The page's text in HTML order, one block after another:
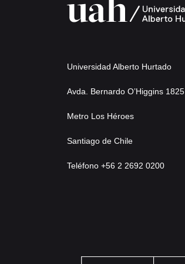
Universidad Alberto Hurtado
Avda. Bernardo O’Higgins 1825
Metro Los Héroes
Santiago de Chile
Teléfono +56 2 2692 0200